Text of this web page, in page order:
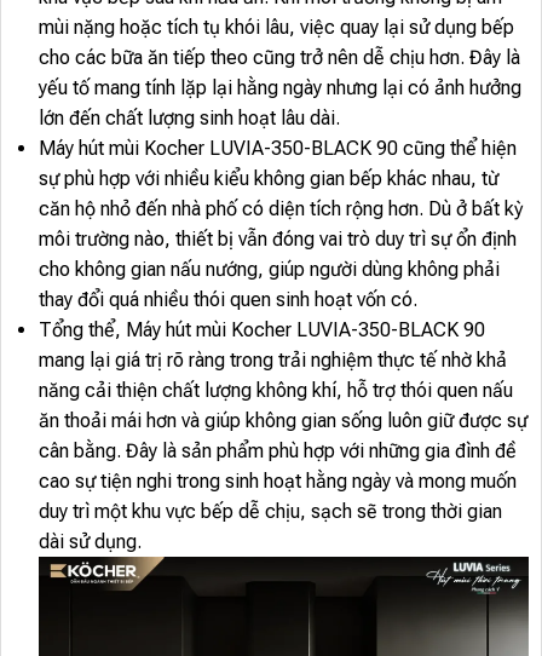
mùi nặng hoặc tích tụ khói lâu, việc quay lại sử dụng bếp
cho các bữa ăn tiếp theo cũng trở nên dễ chịu hơn. Đây là
yếu tố mang tính lặp lại hằng ngày nhưng lại có ảnh hưởng
lớn đến chất lượng sinh hoạt lâu dài.
Máy hút mùi Kocher LUVIA-350-BLACK 90 cũng thể hiện
sự phù hợp với nhiều kiểu không gian bếp khác nhau, từ
căn hộ nhỏ đến nhà phố có diện tích rộng hơn. Dù ở bất kỳ
môi trường nào, thiết bị vẫn đóng vai trò duy trì sự ổn định
cho không gian nấu nướng, giúp người dùng không phải
thay đổi quá nhiều thói quen sinh hoạt vốn có.
Tổng thể, Máy hút mùi Kocher LUVIA-350-BLACK 90
mang lại giá trị rõ ràng trong trải nghiệm thực tế nhờ khả
năng cải thiện chất lượng không khí, hỗ trợ thói quen nấu
ăn thoải mái hơn và giúp không gian sống luôn giữ được sự
cân bằng. Đây là sản phẩm phù hợp với những gia đình đề
cao sự tiện nghi trong sinh hoạt hằng ngày và mong muốn
duy trì một khu vực bếp dễ chịu, sạch sẽ trong thời gian
dài sử dụng.